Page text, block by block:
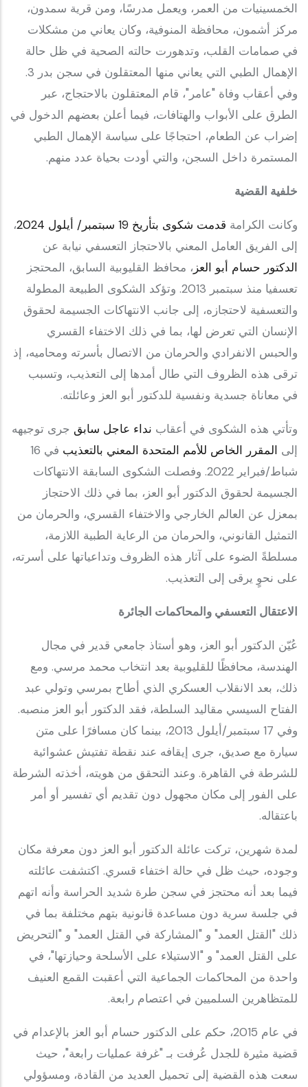
الخمسينيات من العمر، ويعمل مدرسًا، ومن قرية سمدون،
مركز أشمون، محافظة المنوفية، وكان يعاني من مشكلات
في صمامات القلب، وتدهورت حالته الصحية في ظل حالة
الإهمال الطبي التي يعاني منها المعتقلون في سجن بدر 3.
وفي أعقاب وفاة "عامر"، قام المعتقلون بالاحتجاج، عبر
الطرق على الأبواب والهتافات، فيما أعلن بعضهم الدخول في
إضراب عن الطعام، احتجاجًا على سياسة الإهمال الطبي
المستمرة داخل السجن، والتي أودت بحياة عدد منهم.
خلفية القضية
وكانت الكرامة قدمت شكوى بتأريخ 19 سبتمبر/ أيلول 2024
،
إلى الفريق العامل المعني بالاحتجاز التعسفي نيابة عن
الدكتور حسام أبو العز ، محافظ القليوبية السابق، المحتجز
تعسفيا منذ سبتمبر 2013. وتؤكد الشكوى الطبيعة المطولة
والتعسفية لاحتجازه، إلى جانب الانتهاكات الجسيمة لحقوق
الإنسان التي تعرض لها، بما في ذلك الاختفاء القسري
والحبس الانفرادي والحرمان من الاتصال بأسرته ومحاميه، إذ
ترقى هذه الظروف التي طال أمدها إلى التعذيب، وتسبب
في معاناة جسدية ونفسية للدكتور أبو العز وعائلته.
وتأتي هذه الشكوى في أعقاب نداء عاجل سابق جرى توجيهه
إلى المقرر الخاص للأمم المتحدة المعني بالتعذيب
في 16
شباط/فبراير 2022. وفصلت الشكوى السابقة الانتهاكات
الجسيمة لحقوق الدكتور أبو العز، بما في ذلك الاحتجاز
بمعزل عن العالم الخارجي والاختفاء القسري، والحرمان من
التمثيل القانوني، والحرمان من الرعاية الطبية اللازمة،
مسلطةً الضوء على آثار هذه الظروف وتداعياتها على أسرته،
على نحوٍ يرقى إلى التعذيب.
الاعتقال التعسفي والمحاكمات الجائرة
عُيّن الدكتور أبو العز، وهو أستاذ جامعي قدير في مجال
الهندسة، محافظًا للقليوبية بعد انتخاب محمد مرسي. ومع
ذلك، بعد الانقلاب العسكري الذي أطاح بمرسي وتولي عبد
الفتاح السيسي مقاليد السلطة، فقد الدكتور أبو العز منصبه.
وفي 17 سبتمبر/أيلول 2013، بينما كان مسافرًا على متن
سيارة مع صديق، جرى إيقافه عند نقطة تفتيش عشوائية
للشرطة في القاهرة. وعند التحقق من هويته، أخذته الشرطة
على الفور إلى مكان مجهول دون تقديم أي تفسير أو أمر
باعتقاله.
لمدة شهرين، تركت عائلة الدكتور أبو العز دون معرفة مكان
وجوده، حيث ظل في حالة اختفاء قسري. اكتشفت عائلته
فيما بعد أنه محتجز في سجن طرة شديد الحراسة وأنه اتهم
في جلسة سرية دون مساعدة قانونية بتهم مختلفة بما في
ذلك "القتل العمد" و "المشاركة في القتل العمد" و "التحريض
على القتل العمد" و "الاستيلاء على الأسلحة وحيازتها"، في
واحدة من المحاكمات الجماعية التي أعقبت القمع العنيف
للمتظاهرين السلميين في اعتصام رابعة.
في عام 2015، حكم على الدكتور حسام أبو العز بالإعدام في
قضية مثيرة للجدل عُرفت بـ "غرفة عمليات رابعة"، حيث
سعت هذه القضية إلى تحميل العديد من القادة، ومسؤولي